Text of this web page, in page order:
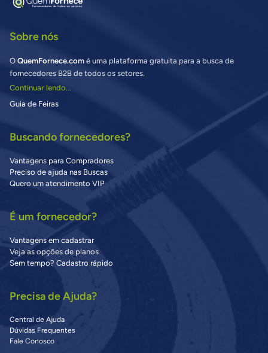
Sobre nós
O QuemFornece.com é uma plataforma gratuita para a busca de
fornecedores B2B de todos os setores.
Continuar lendo...
Guia de Feiras
Buscando fornecedores?
Vantagens para Compradores
Preciso de ajuda nas Buscas
Quero um atendimento VIP
É um fornecedor?
Vantagens em cadastrar
Veja as opções de planos
Sem tempo? Cadastro rápido
Precisa de Ajuda?
Central de Ajuda
Dúvidas Frequentes
Fale Conosco